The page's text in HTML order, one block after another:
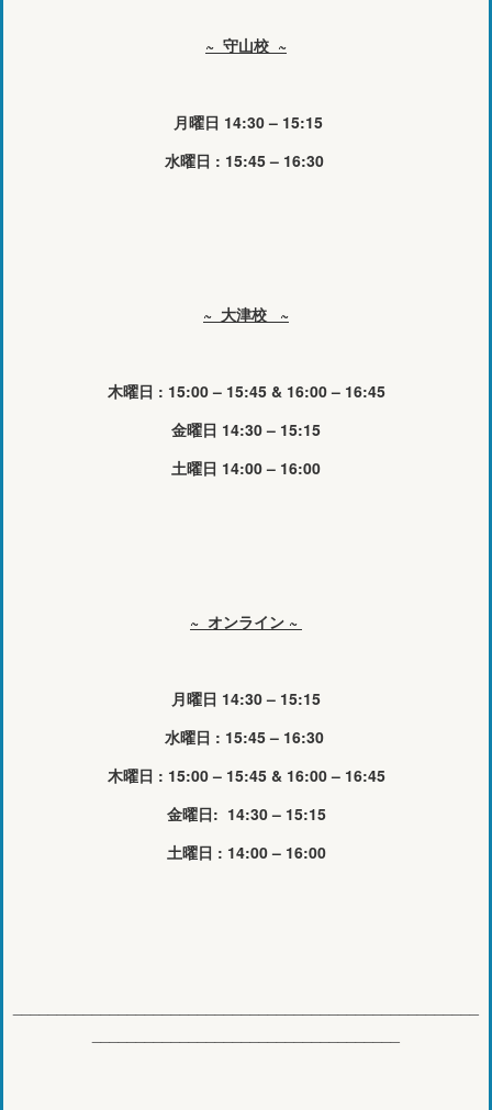
~ 守山校 ~
月曜日 14:30 – 15:15
水曜日 : 15:45 – 16:30
~ 大津校 ~
木曜日 : 15:00 – 15:45 & 16:00 – 16:45
金曜日 14:30 – 15:15
土曜日 14:00 – 16:00
~ オンライン ~
月曜日 14:30 – 15:15
水曜日 : 15:45 – 16:30
木曜日 : 15:00 – 15:45 & 16:00 – 16:45
金曜日: 14:30 – 15:15
土曜日 : 14:00 – 16:00